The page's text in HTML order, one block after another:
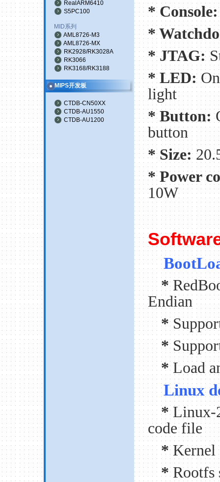
RealARM6410
S5PC100
MID系列
AML8726-M3
AML8726-MX
RK2928/RK3028A
RK3066
RK3168/RK3188
MIPS开发板
CTDB-CN50XX
CTDB-AU1550
CTDB-AU1200
*
*
* JTAG:
* LED:
light
* Button:
button
* Size:
* Power
10W
*
Endian
*
*
*Load
Linux
*Linux-
code file
*Kernel
*Rootfs